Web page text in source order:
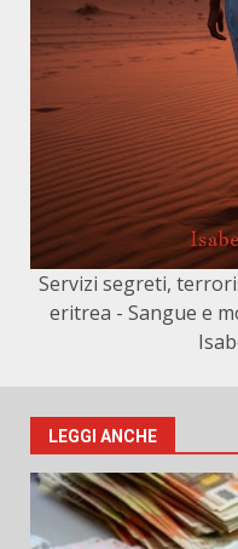
Servizi segreti,
eritrea - Sangue e
LEGGI ANCHE